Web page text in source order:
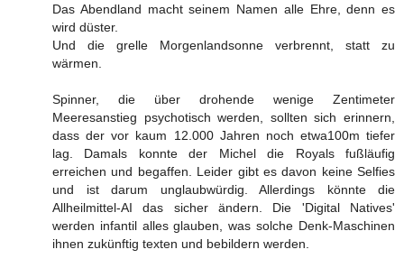
Das Abendland macht seinem Namen alle Ehre, denn es
wird düster.
Und die grelle Morgenlandsonne verbrennt, statt zu
wärmen.
Spinner, die über drohende wenige Zentimeter
Meeresanstieg psychotisch werden, sollten sich erinnern,
dass der vor kaum 12.000 Jahren noch etwa100m tiefer
lag. Damals konnte der Michel die Royals fußläufig
erreichen und begaffen. Leider gibt es davon keine Selfies
und ist darum unglaubwürdig. Allerdings könnte die
Allheilmittel-AI das sicher ändern. Die 'Digital Natives'
werden infantil alles glauben, was solche Denk-Maschinen
ihnen zukünftig texten und bebildern werden.